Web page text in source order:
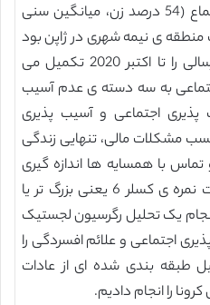
شامل 1103 کهنسال ساکن اجتماع (54 درصد زن، میانگین سنی
81 سال) از یک منطقه ی نیمه شهری در ژاپن بود
که می بایستی پرسشنامه ی ارسالی را تا اکتبر 2020 تکمیل می
به سه دسته ی عدم آسیب
پذیری اجتماعی و آسیب پذیری
مشکلات مالی، تنهایی زندگی
با همسایه ها اندازه گیری
شدند. علائم افسردگی به صورت نمره ی کسلر 6 یعنی بزرگ تر یا
با انجام یک تحلیل رگرسیون لجستیک
اجتماعی و علائم افسردگی را
طبقه بندی شده ای از عادات
را انجام دادیم.